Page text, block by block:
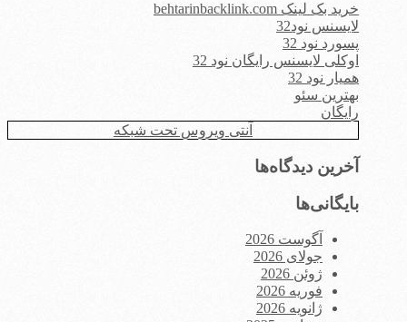
خرید بک لینک behtarinbacklink.com
لایسنس نود32
پسورد نود 32
اوکلی لایسنس رایگان نود 32
همیار نود 32
بهترین سئو
رایگان
آنتی ویروس تحت شبکه
آخرین دیدگاه‌ها
بایگانی‌ها
آگوست 2026
جولای 2026
ژوئن 2026
فوریه 2026
ژانویه 2026